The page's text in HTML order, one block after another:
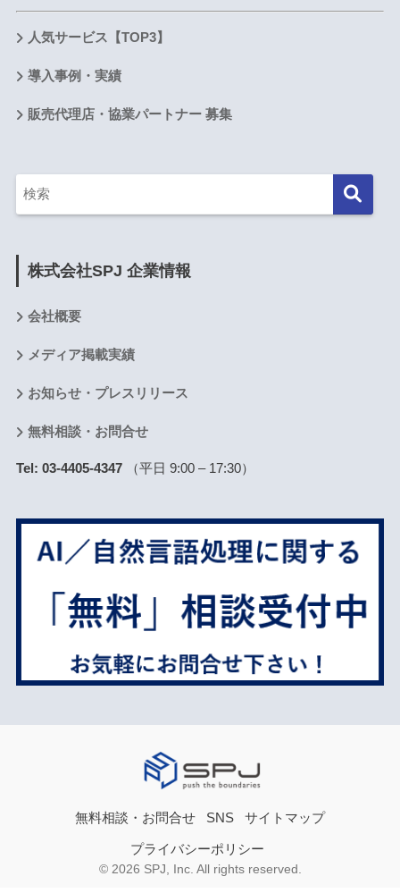
人気サービス【TOP3】
導入事例・実績
販売代理店・協業パートナー 募集
株式会社SPJ 企業情報
会社概要
メディア掲載実績
お知らせ・プレスリリース
無料相談・お問合せ
Tel: 03-4405-4347（平日 9:00 – 17:30）
無料相談・お問合せ SNS サイトマップ
プライバシーポリシー
© 2026 SPJ, Inc. All rights reserved.